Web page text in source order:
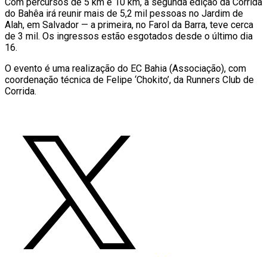
do Bahêa irá reunir mais de 5,2 mil pessoas no Jardim de
Alah, em Salvador — a primeira, no Farol da Barra, teve cerca
de 3 mil. Os ingressos estão esgotados desde o último dia
16.
O evento é uma realização do EC Bahia (Associação), com
coordenação técnica de Felipe ‘Chokito’, da Runners Club de
Corrida.